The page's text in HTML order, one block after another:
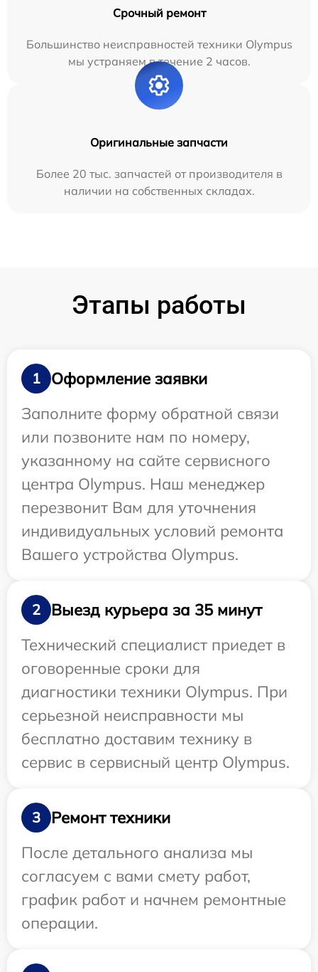
Срочный ремонт
Большинство неисправностей техники Olympus
мы устраняем в течение 2 часов.
Оригинальные запчасти
Более 20 тыс. запчастей от производителя в
наличии на собственных складах.
Этапы работы
1
Оформление заявки
Заполните форму обратной связи
или позвоните нам по номеру,
указанному на сайте сервисного
центра Olympus. Наш менеджер
перезвонит Вам для уточнения
индивидуальных условий ремонта
Вашего устройства Olympus.
2
Выезд курьера за 35 минут
Технический специалист приедет в
оговоренные сроки для
диагностики техники Olympus. При
серьезной неисправности мы
бесплатно доставим технику в
сервис в сервисный центр Olympus.
3
Ремонт техники
После детального анализа мы
согласуем с вами смету работ,
график работ и начнем ремонтные
операции.